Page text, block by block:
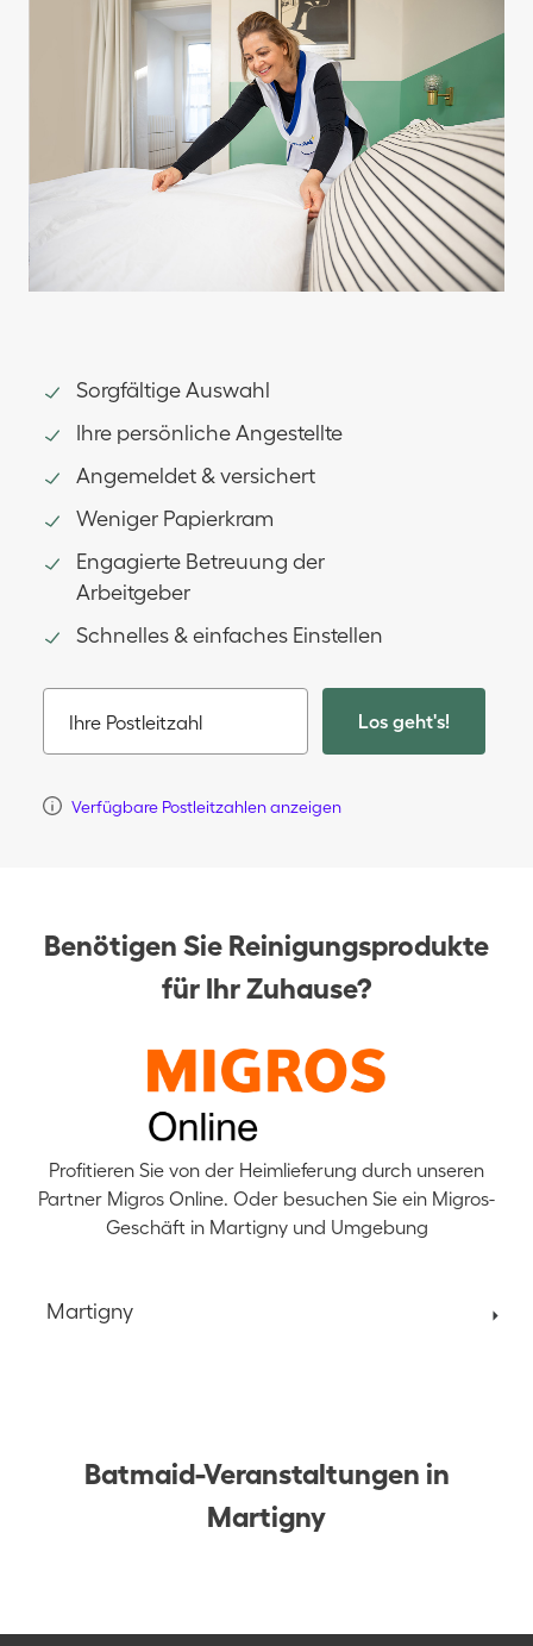
Sorgfältige Auswahl
Ihre persönliche Angestellte
Angemeldet & versichert
Weniger Papierkram
Engagierte Betreuung der
Arbeitgeber
Schnelles & einfaches Einstellen
Ihre Postleitzahl Los geht's!
Verfügbare Postleitzahlen anzeigen
Benötigen Sie Reinigungsprodukte
für Ihr Zuhause?
Profitieren Sie von der Heimlieferung durch unseren
Partner Migros Online. Oder besuchen Sie ein Migros-
Geschäft in Martigny und Umgebung
Martigny
Batmaid-Veranstaltungen in
Martigny